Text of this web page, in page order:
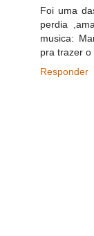
Foi uma
perdia
musica:
pra trazer
Responder